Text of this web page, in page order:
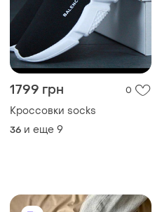
1799 грн 0
Кроссовки socks
36 и еще 9